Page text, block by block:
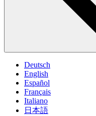
Deutsch
English
Español
Français
Italiano
日本語